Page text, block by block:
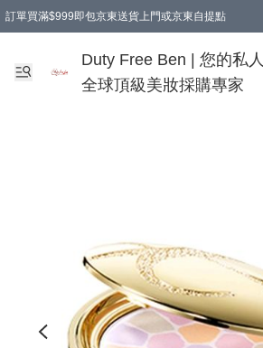
訂單買滿$999即包京東送貨上門或京東自提點
Duty Free Ben | 您的私人
全球頂級美妝採購專家